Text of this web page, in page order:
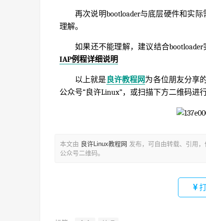
再次说明bootloader与底层硬件和实
理解。
如果还不能理解，建议结合
IAP例程详细说明
以上就是 良许教程网为各位朋友分享
公众号“良许Linux”，或扫描下方二维码进
本文由 良许Linux教程网 发布，可自由转载、引用
公众号二维码。